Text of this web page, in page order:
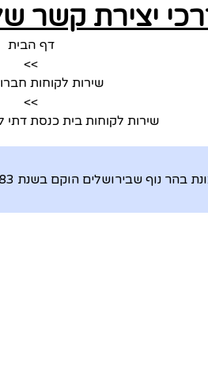
יצירת קשר
דף הבית
>>
שירות לקוחות
>>
שירות לקוחות בית כנסת דתי
ומאז משרת את הקהילה הדתית לאומית בשכונה, ומחוצה לה.